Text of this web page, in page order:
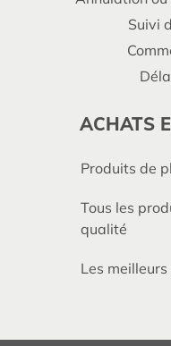
Suivi
ACHATS
Produits de
Tous les
qualité
Les